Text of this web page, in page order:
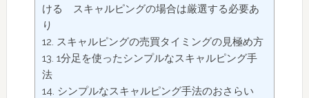
ける スキャルピングの場合は厳選する必要あ
り
スキャルピングの売買タイミングの見極め方
1分足を使ったシンプルなスキャルピング手
法
シンプルなスキャルピング手法のおさらい